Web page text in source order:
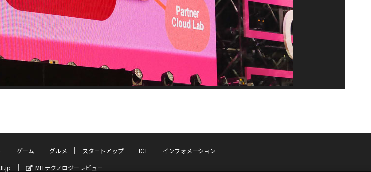
ゲーム グルメ スタートアップ ICT
インフォメーション
MITテクノロジーレビュー